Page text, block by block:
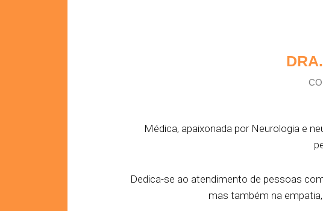
Médica, apaixonada por Neurologia e
Dedica-se ao atendimento de pessoas
mas também na